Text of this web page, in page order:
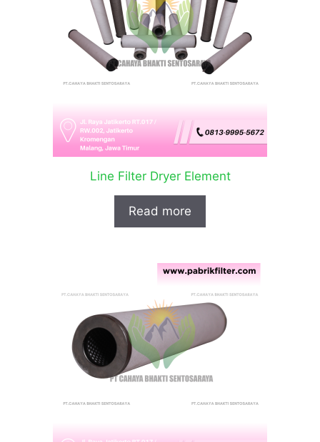
Line Filter Dryer Element
Read more